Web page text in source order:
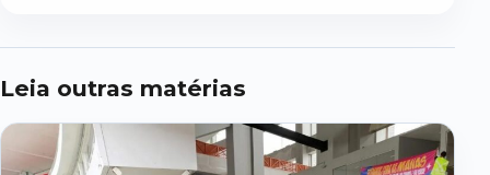
Leia outras matérias